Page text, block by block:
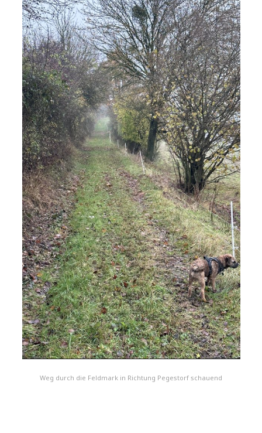
Weg durch die Feldmark in Richtung Pegestorf schauend